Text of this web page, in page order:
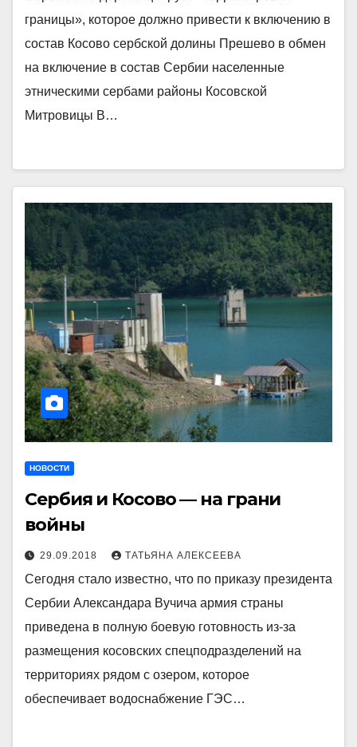
границы», которое должно привести к включению в
состав Косово сербской долины Прешево в обмен
на включение в состав Сербии населенные
этническими сербами районы Косовской
Митровицы В…
НОВОСТИ
Сербия и Косово — на грани
войны
29.09.2018 ТАТЬЯНА АЛЕКСЕЕВА
Сегодня стало известно, что по приказу президента
Сербии Александара Вучича армия страны
приведена в полную боевую готовность из-за
размещения косовских спецподразделений на
территориях рядом с озером, которое
обеспечивает водоснабжение ГЭС…